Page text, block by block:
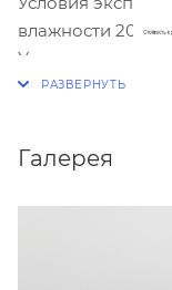
влажности 20% ~
Условия
влажности 20% ~
Тип намотки:
Галерея